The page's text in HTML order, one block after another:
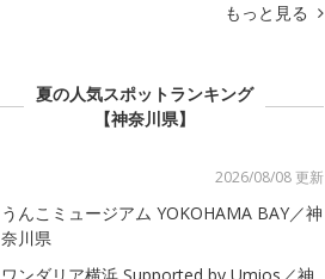
もっと見る
夏の人気スポットランキング
【神奈川県】
2026/08/08 更新
うんこミュージアム YOKOHAMA BAY／神
奈川県